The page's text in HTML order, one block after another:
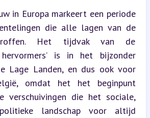
in Europa markeert een periode
die alle lagen van de
troffen. Het tijdvak van de
hervormers’ is in het bijzonder
Lage Landen, en dus ook voor
omdat het het beginpunt
verschuivingen die het sociale,
landschap voor altijd